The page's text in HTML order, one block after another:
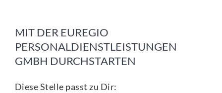
MIT DER EUREGIO
PERSONALDIENSTLEISTUNGEN
GMBH DURCHSTARTEN
Diese Stelle passt zu Dir: